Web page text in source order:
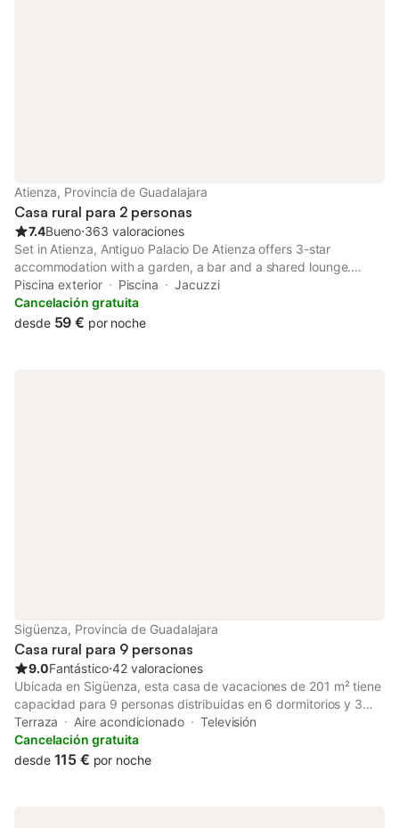
Atienza, Provincia de Guadalajara
Casa rural para 2 personas
7.4Bueno⋅363 valoraciones
Set in Atienza, Antiguo Palacio De Atienza offers 3-star
accommodation with a garden, a bar and a shared lounge.
Among the facilities of this property are a restaurant, a 24-hour
front desk and a lift, along with free WiFi throughout the
property.
Piscina exterior Piscina
Jacuzzi
Cancelación gratuita
desde 59 € por noche
Sigüenza, Provincia de Guadalajara
Casa rural para 9 personas
9.0Fantástico⋅42 valoraciones
Ubicada en Sigüenza, esta casa de vacaciones de 201 m² tiene
capacidad para 9 personas distribuidas en 6 dormitorios y 3
baños. La propiedad cuenta con entrada privada e interiores
insonorizados, ofreciendo un entorno tranquilo a solo 200 m del
centro de la ciudad y a 600 m de la estación de tren. La
Terraza Aire acondicionado
Televisión
Cancelación gratuita
desde 115 € por noche